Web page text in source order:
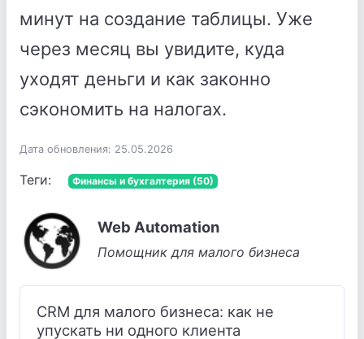
минут на создание таблицы. Уже
через месяц вы увидите, куда
уходят деньги и как законно
сэкономить на налогах.
Дата обновления: 25.05.2026
Теги: Финансы и бухгалтерия (50)
Web Automation
Помощник для малого бизнеса
CRM для малого бизнеса: как не
упускать ни одного клиента